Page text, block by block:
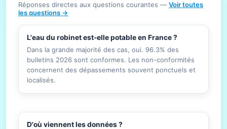
Réponses directes aux questions courantes — Voir toutes
les questions →
L'eau du robinet est-elle potable en France ?
Dans la grande majorité des cas, oui. 96.3% des
bulletins 2026 sont conformes. Les non-conformités
concernent des dépassements souvent ponctuels et
localisés.
D'où viennent les données ?